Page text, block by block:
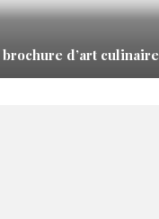
brochure d’art culinaire